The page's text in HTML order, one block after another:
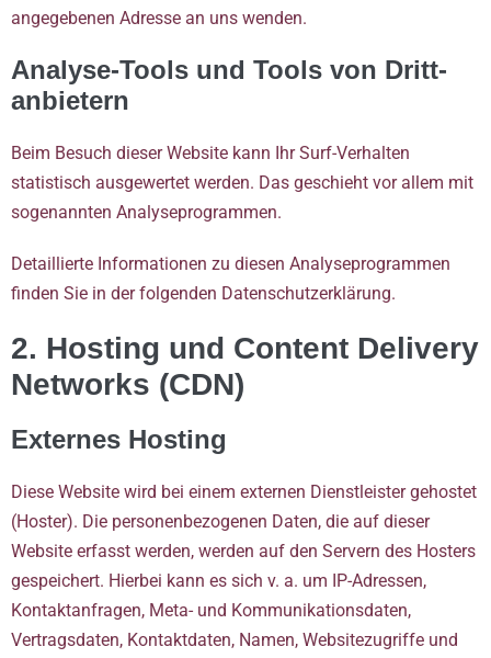
angegebenen Adresse an uns wenden.
Analyse-Tools und Tools von Dritt­
anbietern
Beim Besuch dieser Website kann Ihr Surf-Verhalten
statistisch ausgewertet werden. Das geschieht vor allem mit
sogenannten Analyseprogrammen.
Detaillierte Informationen zu diesen Analyseprogrammen
finden Sie in der folgenden Datenschutzerklärung.
2. Hosting und Content Delivery
Networks (CDN)
Externes Hosting
Diese Website wird bei einem externen Dienstleister gehostet
(Hoster). Die personenbezogenen Daten, die auf dieser
Website erfasst werden, werden auf den Servern des Hosters
gespeichert. Hierbei kann es sich v. a. um IP-Adressen,
Kontaktanfragen, Meta- und Kommunikationsdaten,
Vertragsdaten, Kontaktdaten, Namen, Websitezugriffe und